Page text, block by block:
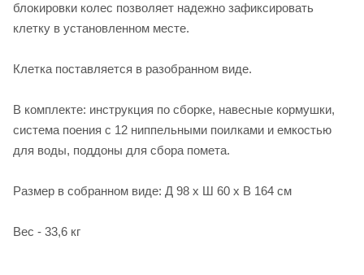
блокировки колес позволяет надежно зафиксировать
клетку в установленном месте.
Клетка поставляется в разобранном виде.
В комплекте: инструкция по сборке, навесные кормушки,
система поения с 12 ниппельными поилками и емкостью
для воды, поддоны для сбора помета.
Размер в собранном виде: Д 98 x Ш 60 x В 164 см
Вес - 33,6 кг